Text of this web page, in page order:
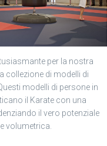
per la nostra
collezione di modelli di
modelli di persone in
il Karate con una
il vero potenziale
volumetrica.